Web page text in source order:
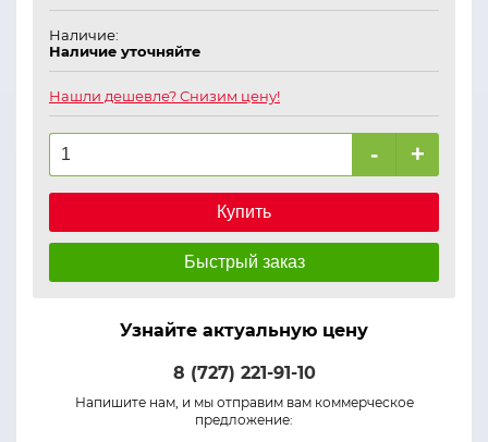
Наличие:
Наличие уточняйте
Нашли дешевле? Снизим цену!
- +
Купить
Быстрый заказ
Узнайте актуальную цену
8 (727) 221-91-10
Напишите нам, и мы отправим вам коммерческое
предложение: